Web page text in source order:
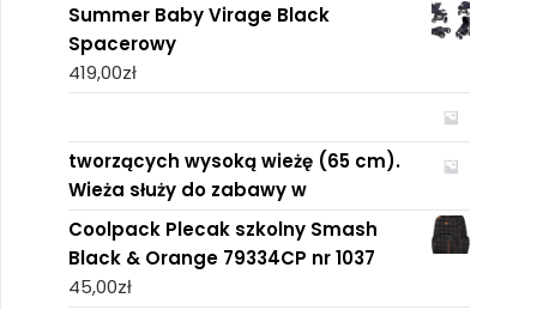
Summer Baby Virage Black
Spacerowy
419,00zł
tworzących wysoką wieżę (65 cm).
Wieża służy do zabawy w
Coolpack Plecak szkolny Smash
Black & Orange 79334CP nr 1037
45,00zł